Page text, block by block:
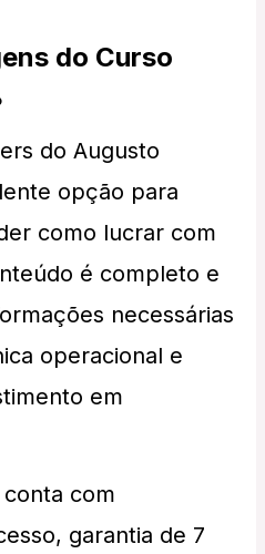
do Curso
do Augusto
opção para
como lucrar com
é completo e
necessárias
operacional e
em
com
garantia de 7